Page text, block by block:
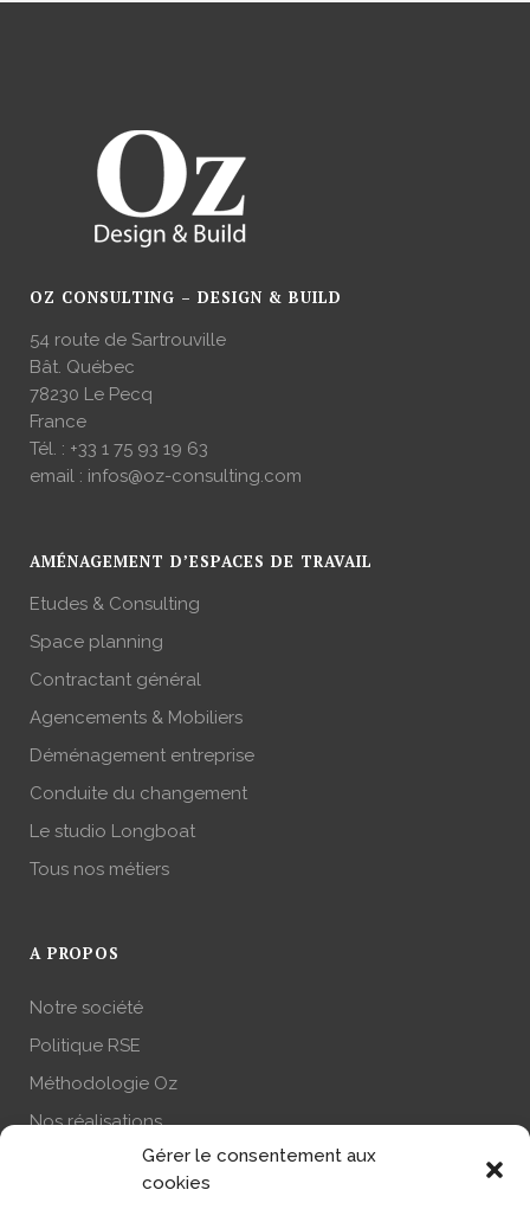
Gérer le consentement aux
cookies
OZ CONSULTING – DESIGN & BUILD
54 route de Sartrouville
Bât. Québec
78230 Le Pecq
France
Tél. : +33 1 75 93 19 63
email : infos@oz-consulting.com
AMÉNAGEMENT D’ESPACES DE TRAVAIL
Etudes & Consulting
Space planning
Contractant général
Agencements & Mobiliers
Déménagement entreprise
Conduite du changement
Le studio Longboat
Tous nos métiers
A PROPOS
Notre société
Politique RSE
Méthodologie Oz
Nos réalisations